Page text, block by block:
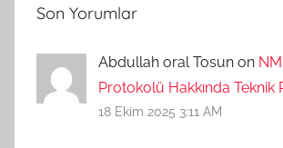
Son Yorumlar
Abdullah oral Tosun on
Protokolü Hakkında Teknik
18 Ekim 2025 3:11 AM